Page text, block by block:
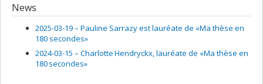
News
2025-03-19 – Pauline Sarrazy est lauréate de «Ma thèse en
180 secondes»
2024-03-15 – Charlotte Hendryckx, lauréate de «Ma thèse en
180 secondes»